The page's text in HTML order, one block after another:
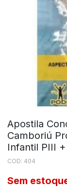
Apostila
Camboriú
Infantil PIII
COD: 404
Sem